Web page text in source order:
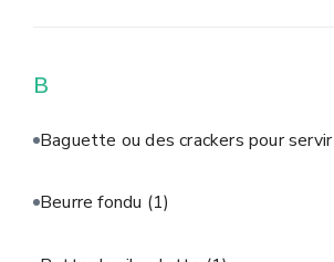
B
Baguette ou des crackers pour servir
Beurre fondu (1)